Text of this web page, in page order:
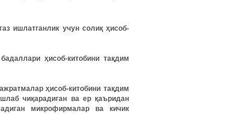
ишлатганлик учун солиқ ҳисоб-
ҳисоб-китобини тақдим
ҳисоб-китобини тақдим
чиқарадиган ва ер қаъридан
микрофирмалар ва кичик